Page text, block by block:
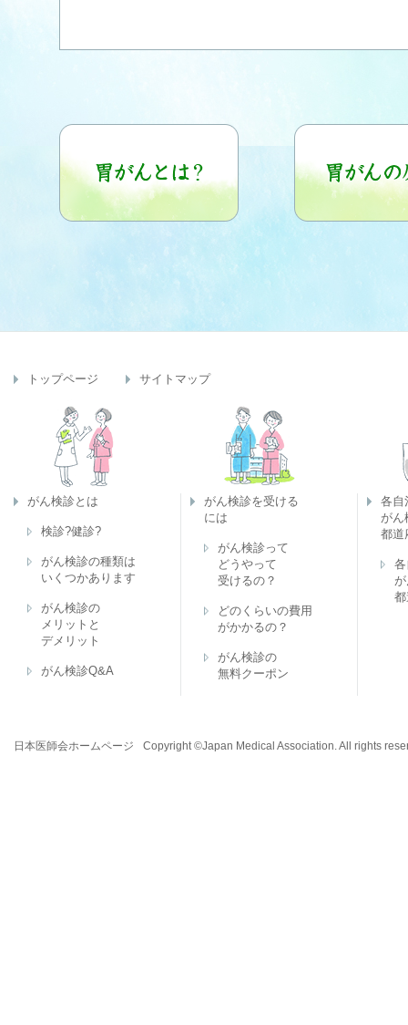
トップページ サイトマップ
がん検診とは
検診?健診?
がん検診の種類は
いくつかあります
がん検診の
メリットと
デメリット
がん検診Q&A
がん検診を受ける
には
がん検診って
どうやって
受けるの？
どのくらいの費用
がかかるの？
がん検診の
無料クーポン
各自
がん
都道
日本医師会ホームページ Copyright ©Japan Medical Association. All rights